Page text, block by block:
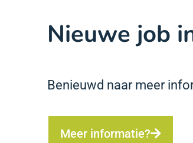
Nieuwe job
Benieuwd naar meer
Meer informatie?